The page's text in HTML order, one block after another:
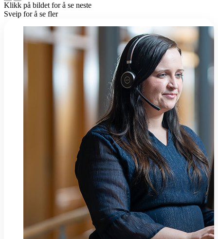
Klikk på bildet for å se neste
Sveip for å se fler